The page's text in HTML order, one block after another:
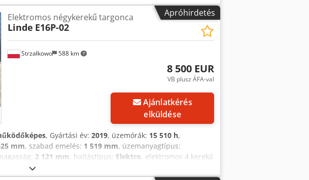
Műszaki állapot: jó Akkumulátor feszültsége: 48V
3. szelep,
Apróhirdetés
Strzałkowo 588 km
Elektromos négykerekű targonca
Linde E16P-02
8 500 EUR
VB plusz ÁFA-val
Ajánlatkérés
elküldése
, Gyártási év: 2019, üzemórák: 15 510 h,
mm, szabad emelés: 1 519 mm, üzemanyagtípus:
2 121 mm, hajtástípus: Elektro, elektromos 4 kerekű
kg Árboc típusa: Triplex Állapot: Használatra kész és
Műszaki állapot: jó Akkumulátor feszültség: 48V